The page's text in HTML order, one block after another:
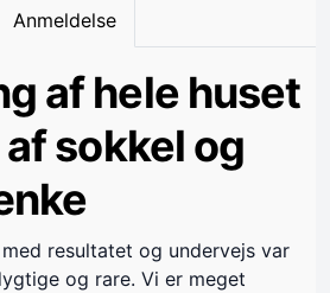
Anmeldelse
af hele huset
sokkel og
resultatet og undervejs var
og rare. Vi er meget